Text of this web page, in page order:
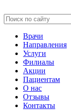
Врачи
Направления
Услуги
Филиалы
Акции
Пациентам
О нас
Отзывы
Контакты